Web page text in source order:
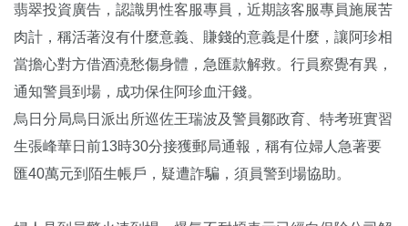
翡翠投資廣告，認識男性客服專員，近期該客服專員施展苦
肉計，稱活著沒有什麼意義、賺錢的意義是什麼，讓阿珍相
當擔心對方借酒澆愁傷身體，急匯款解救。行員察覺有異，
通知警員到場，成功保住阿珍血汗錢。
烏日分局烏日派出所巡佐王瑞波及警員鄒政育、特考班實習
生張峰華日前13時30分接獲郵局通報，稱有位婦人急著要
匯40萬元到陌生帳戶，疑遭詐騙，須員警到場協助。